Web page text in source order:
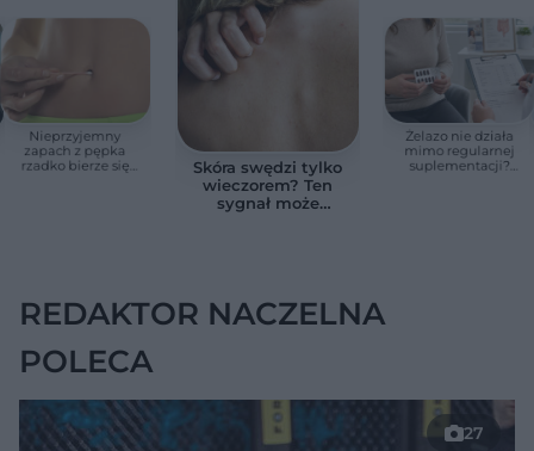
Nieprzyjemny
zapach z pępka
rzadko bierze się
Skóra swędzi tylko
wieczorem? Ten
sygnał może
Żelazo nie działa
mimo regularnej
suplementacji?
REDAKTOR NACZELNA
POLECA
27